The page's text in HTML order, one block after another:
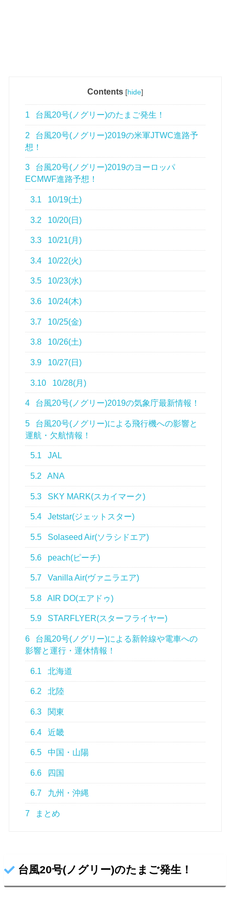
Contents [hide]
1 台風20号(ノグリー)のたまご発生！
2
台風20号(ノグリー)2019の米軍JTWC進路予
想！
3
台風20号(ノグリー)2019のヨーロッパ
ECMWF進路予想！
3.1 10/19(土)
3.2 10/20(日)
3.3 10/21(月)
3.4 10/22(火)
3.5 10/23(水)
3.6 10/24(木)
3.7 10/25(金)
3.8 10/26(土)
3.9 10/27(日)
3.10 10/28(月)
4 台風20号(ノグリー)2019の気象庁最新情報！
5
台風20号(ノグリー)による飛行機への影響と
運航・欠航情報！
5.1 JAL
5.2 ANA
5.3 SKY MARK(スカイマーク)
5.4 Jetstar(ジェットスター)
5.5 Solaseed Air(ソラシドエア)
5.6 peach(ピーチ)
5.7 Vanilla Air(ヴァニラエア)
5.8 AIR DO(エアドゥ)
5.9 STARFLYER(スターフライヤー)
6
台風20号(ノグリー)による新幹線や電車への
影響と運行・運休情報！
6.1 北海道
6.2 北陸
6.3 関東
6.4 近畿
6.5 中国・山陽
6.6 四国
6.7 九州・沖縄
7 まとめ
台風20号(ノグリー)のたまご発生！